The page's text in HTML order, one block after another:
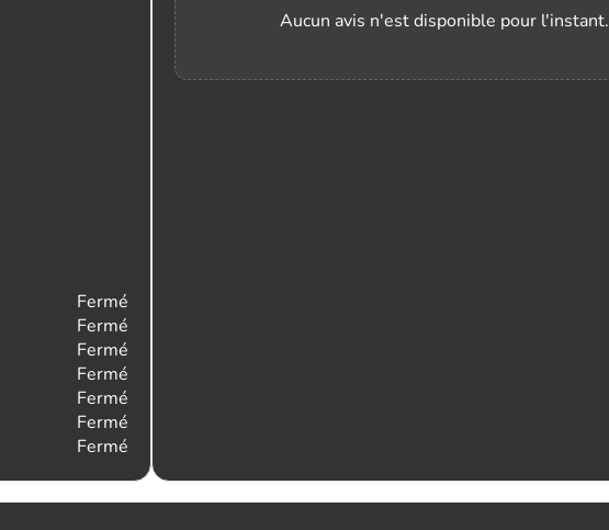
Fermé
Fermé
Fermé
Fermé
Fermé
Fermé
Fermé
Aucun avis n'est disponible pour l'instant.